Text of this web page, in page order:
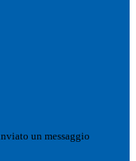
un messaggio